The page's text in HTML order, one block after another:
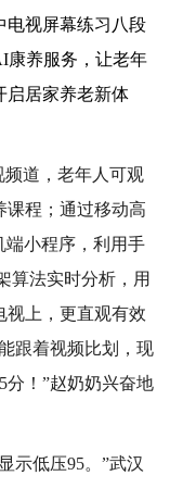
电视屏幕练习八段
康养服务，让老年
启居家养老新体
频道，老年人可观
课程；通过移动高
端小程序，利用手
算法实时分析，用
视上，更直观有效
跟着视频比划，现
分！”赵奶奶兴奋地
示低压95。”武汉